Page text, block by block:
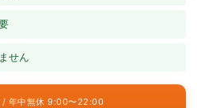
せん
/ 年中無休 9:00〜22:00